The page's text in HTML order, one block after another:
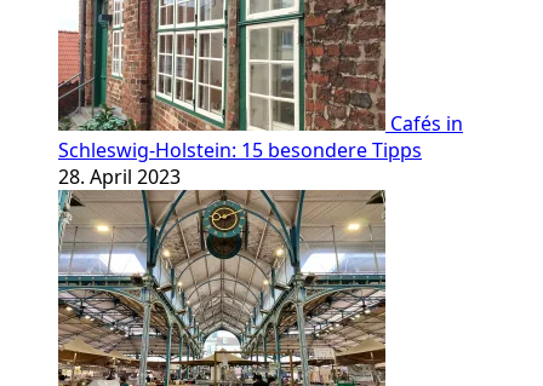
Cafés in
Schleswig-Holstein: 15 besondere Tipps
28. April 2023